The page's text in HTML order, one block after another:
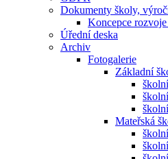
Dokumenty školy,
Koncepce
Úřední deska
Archiv
Fotogalerie
Základní
Mateřská